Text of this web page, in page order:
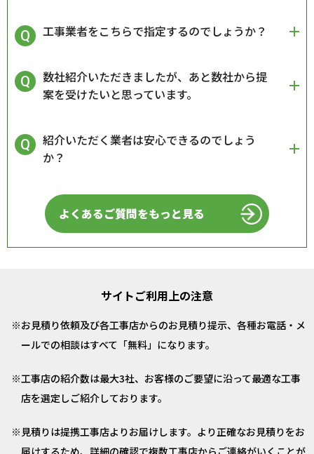
工事業者をこちらで指定するのでしょうか？
数社紹介いただきましたが、あと数社から提
案を受けたいと思っています。
紹介いただく業者は安心できるのでしょう
か？
よくあるご質問をもっと見る
サイトご利用上の注意
お見積り依頼及び各工事店からのお見積り提示、各種お電話・メ
ールでの相談はすべて「無料」になります。
工事店の紹介数は最大3社、お客様のご要望に沿って最適な工事
店を選定しご紹介しております。
見積りは提携工事店よりお届けします。より正確なお見積りをお
届けするため、詳細の確認で複数工事店からご連絡がいくことが